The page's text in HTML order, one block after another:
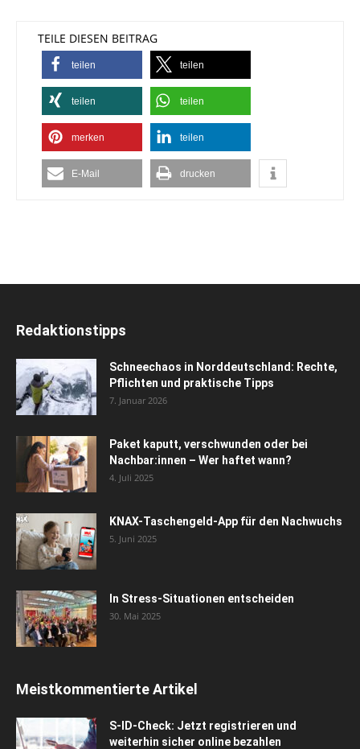
TEILE DIESEN BEITRAG
teilen teilen
teilen teilen
merken teilen
E-Mail drucken
Redaktionstipps
Schneechaos in Norddeutschland: Rechte,
Pflichten und praktische Tipps
7. Januar 2026
Paket kaputt, verschwunden oder bei
Nachbar:innen – Wer haftet wann?
4. Juli 2025
KNAX-Taschengeld-App für den Nachwuchs
5. Juni 2025
In Stress-Situationen entscheiden
30. Mai 2025
Meistkommentierte Artikel
S-ID-Check: Jetzt registrieren und
weiterhin sicher online bezahlen